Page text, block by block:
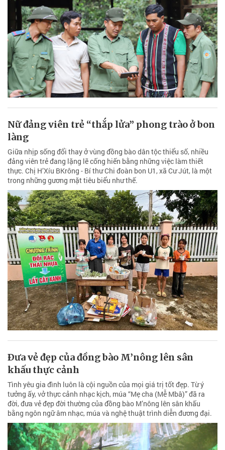
Nữ đảng viên trẻ “thắp lửa” phong trào ở bon
làng
Giữa nhịp sống đổi thay ở vùng đồng bào dân tộc thiểu số, nhiều
đảng viên trẻ đang lặng lẽ cống hiến bằng những việc làm thiết
thực. Chị H’Xíu BKrông - Bí thư Chi đoàn bon U1, xã Cư Jút, là một
trong những gương mặt tiêu biểu như thế.
Ðưa vẻ đẹp của đồng bào M’nông lên sân
khấu thực cảnh
Tình yêu gia đình luôn là cội nguồn của mọi giá trị tốt đẹp. Từ ý
tưởng ấy, vở thực cảnh nhạc kịch, múa “Mẹ cha (Mễ Mbâ)” đã ra
đời, đưa vẻ đẹp đời thường của đồng bào M’nông lên sân khấu
bằng ngôn ngữ âm nhạc, múa và nghệ thuật trình diễn đương đại.